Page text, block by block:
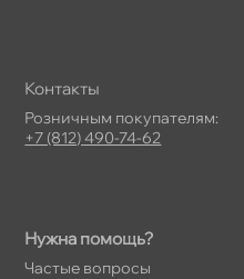
Нужна помощь?
Частые вопросы
Контакты
Розничным покупателям:
+7 (812) 490-74-62